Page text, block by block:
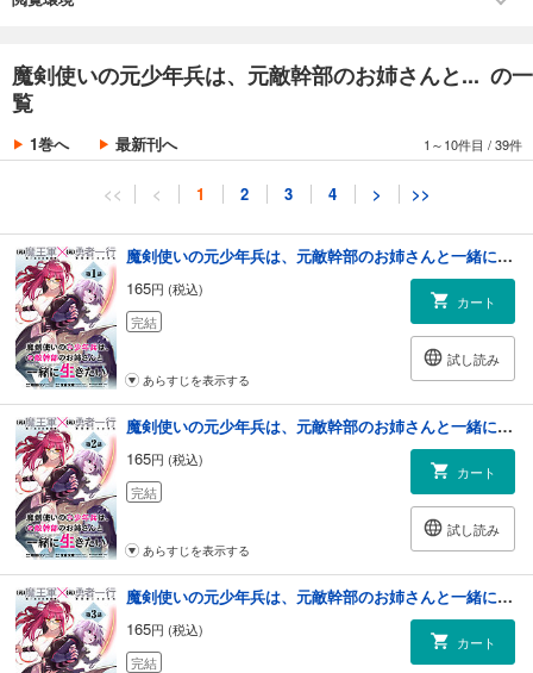
魔剣使いの元少年兵は、元敵幹部のお姉さんと... の一
覧
1巻へ 最新刊へ 1～10件目 /39件
<< < 1 2 3 4 > >>
魔剣使いの元少年兵は、元敵幹部のお姉さんと一緒に生きたい（単話版）第1話
165円 (税込)
完結
カート
試し読み
あらすじを表示する
魔剣使いの元少年兵は、元敵幹部のお姉さんと一緒に生きたい（単話版）第2話
165円 (税込)
完結
カート
試し読み
あらすじを表示する
魔剣使いの元少年兵は、元敵幹部のお姉さんと一緒に生きたい（単話版）第3話
165円 (税込)
完結
カート